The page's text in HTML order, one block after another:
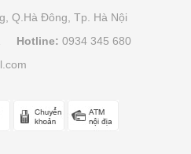
Q.Hà Đông, Tp. Hà Nội
Hotline: 0934 345 680